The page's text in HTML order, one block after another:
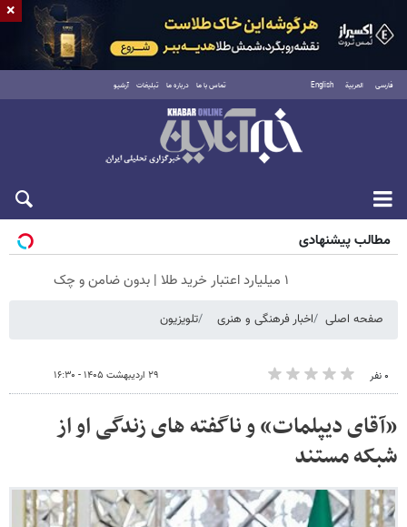
فارسی العربية English تماس با ما درباره ما تبلیغات آرشیو
جمعه ۱۶ مرداد ۱۴۰۵
مطالب پیشنهادی
۱ میلیارد اعتبار خرید طلا | بدون ضامن و چک
صفحه اصلی اخبار فرهنگی و هنری تلویزیون
۰ نفر ۲۹ اردیبهشت ۱۴۰۵ - ۱۶:۳۰
«آقای دیپلمات» و ناگفته های زندگی او از
شبکه مستند
×